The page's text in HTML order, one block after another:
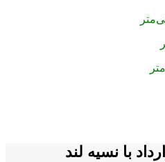
با نسیه لند